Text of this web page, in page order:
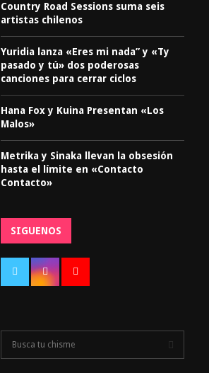
Country Road Sessions suma seis
artistas chilenos
Yuridia lanza «Eres mi nada” y «Ty
pasado y tú» dos poderosas
canciones para cerrar ciclos
Hana Fox y Kuina Presentan «Los
Malos»
Metrika y Sinaka llevan la obsesión
hasta el límite en «Contacto
Contacto»
SIGUENOS